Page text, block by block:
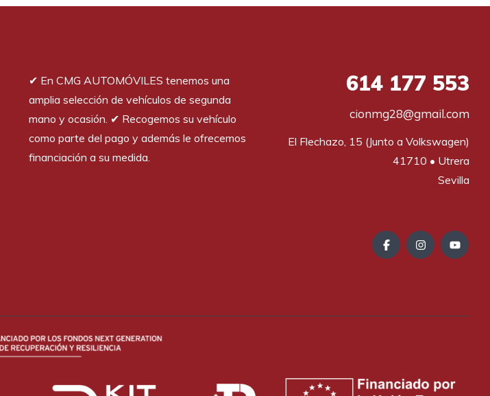
✔︎ En CMG AUTOMÓVILES tenemos una
amplia selección de vehículos de segunda
mano y ocasión. ✔︎ Recogemos su vehículo
como parte del pago y además le ofrecemos
financiación a su medida.
614177 553
cionmg28@gmail.com
El Flechazo, 15 (Junto a Volkswagen)
41710 • Utrera
Sevilla